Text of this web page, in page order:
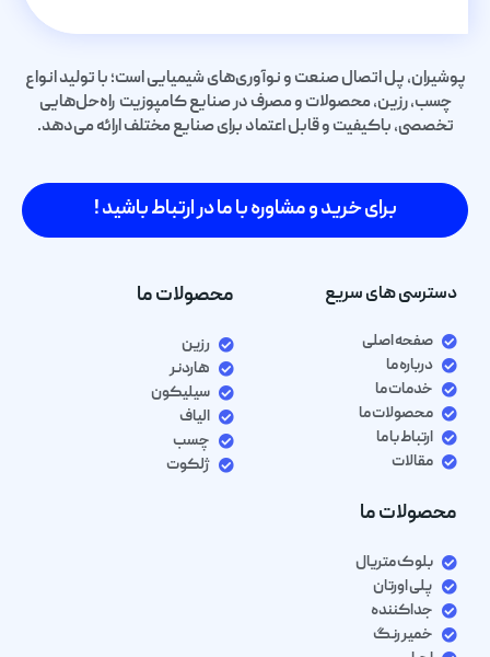
پوشیران، پل اتصال صنعت و نوآوری‌های شیمیایی است؛ با تولید انواع
چسب، رزین، محصولات و مصرف در صنایع کامپوزیت راه‌حل‌هایی
تخصصی، باکیفیت و قابل اعتماد برای صنایع مختلف ارائه می‌دهد.
برای خرید و مشاوره با ما در ارتباط باشید !
دسترسی های سریع
صفحه اصلی
درباره ما
خدمات ما
محصولات ما
ارتباط با ما
مقالات
محصولات ما
رزین
هاردنر
سیلیکون
الیاف
چسب
ژلکوت
محصولات ما
بلوک متریال
پلی اورتان
جداکننده
خمیر رنگ